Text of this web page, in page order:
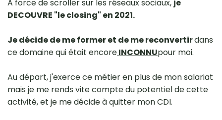
A force de scroller sur les réseaux sociaux, je
DECOUVRE "le closing" en 2021.
Je décide de me former et de me reconvertirdans
ce domaine qui était encoreINCONNUpour moi.
Au départ, j'exerce ce métier en plus de mon salariat
mais je me rends vite compte du potentiel de cette
activité, et je me décide à quitter mon CDI.